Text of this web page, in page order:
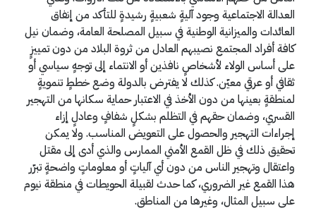
العدالة الاجتماعية وجود آليةٍ شعبيةٍ رشيدةٍ للتأكد من إنفاق
العائدات والميزانية الوطنية في سبيل المصلحة العامة، وضمان نيل
كافة أفراد المجتمع نصيبهم العادل من ثروة البلاد من دون تمييزٍ
على أساس الولاء لأشخاصٍ نافذين أو الانتماء إلى توجهٍ سياسي أو
ثقافي أو عرقي معيّن. كذلك لا يفترض بالدولة وضع خططٍ تنمويةٍ
لمنطقةٍ بعينها من دون الأخذ في الاعتبار حماية سكانها من التهجير
القسري، وضمان حقهم في التظلم بشكلٍ شفافٍ وعادلٍ إزاء
إجراءات التهجير والحصول على التعويض المناسب. ولا يمكن
تحقيق ذلك في ظل القمع الأمني الممارس والذي أدى إلى مقتل
واعتقال وتهجير الناس من دون أي آلياتٍ أو معلوماتٍ واضحةٍ تبرّر
هذا القمع غير الضروري، كما حدث لقبيلة الحويطات في منطقة نيوم
على سبيل المثال، وغيرها من المناطق.